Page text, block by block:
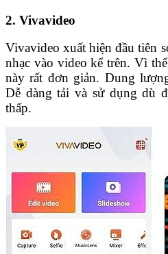
2. Vivavideo
Vivavideo xuất hiện đầu tiên
nhạc vào video kể trên. Vì
này rất đơn giản. Dung
Dễ dàng tải và sử dụng dù
thấp.